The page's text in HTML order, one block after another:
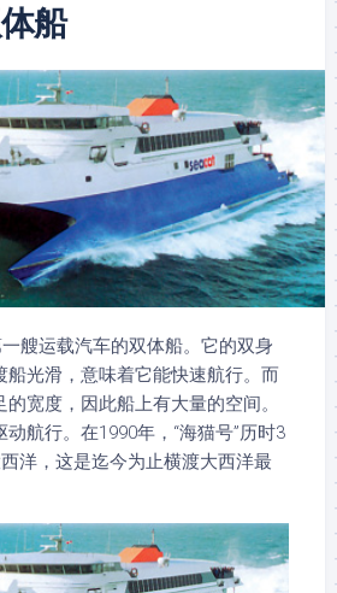
船
一艘运载汽车的双体船。它的双身
船光滑，意味着它能快速航行。而
宽度，因此船上有大量的空间。
航行。在1990年，“海猫号”历时3
洋，这是迄今为止横渡大西洋最